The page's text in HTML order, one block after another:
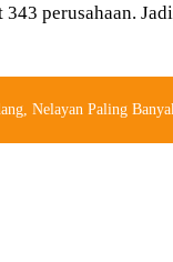
343 perusahaan.
Nelayan Paling